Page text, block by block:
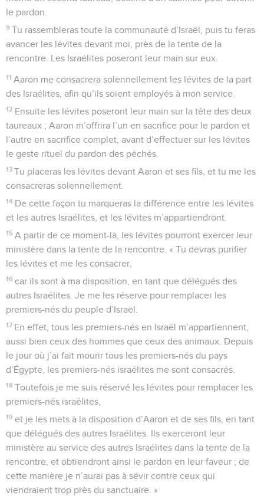
le pardon.
9 Tu rassembleras toute la communauté d’Israël, puis tu feras
avancer les lévites devant moi, près de la tente de la
rencontre. Les Israélites poseront leur main sur eux.
11 Aaron me consacrera solennellement les lévites de la part
des Israélites, afin qu’ils soient employés à mon service.
12 Ensuite les lévites poseront leur main sur la tête des deux
taureaux ; Aaron m’offrira l’un en sacrifice pour le pardon et
l’autre en sacrifice complet, avant d’effectuer sur les lévites
le geste rituel du pardon des péchés.
13 Tu placeras les lévites devant Aaron et ses fils, et tu me les
consacreras solennellement.
14 De cette façon tu marqueras la différence entre les lévites
et les autres Israélites, et les lévites m’appartiendront.
15 A partir de ce moment-là, les lévites pourront exercer leur
ministère dans la tente de la rencontre. « Tu devras purifier
les lévites et me les consacrer,
16 car ils sont à ma disposition, en tant que délégués des
autres Israélites. Je me les réserve pour remplacer les
premiers-nés du peuple d’Israël.
17 En effet, tous les premiers-nés en Israël m’appartiennent,
aussi bien ceux des hommes que ceux des animaux. Depuis
le jour où j’ai fait mourir tous les premiers-nés du pays
d’Égypte, les premiers-nés israélites me sont consacrés.
18 Toutefois je me suis réservé les lévites pour remplacer les
premiers-nés israélites,
19 et je les mets à la disposition d’Aaron et de ses fils, en tant
que délégués des autres Israélites. Ils exerceront leur
ministère au service des autres Israélites dans la tente de la
rencontre, et obtiendront ainsi le pardon en leur faveur ; de
cette manière je n’aurai pas à sévir contre ceux qui
viendraient trop près du sanctuaire. »